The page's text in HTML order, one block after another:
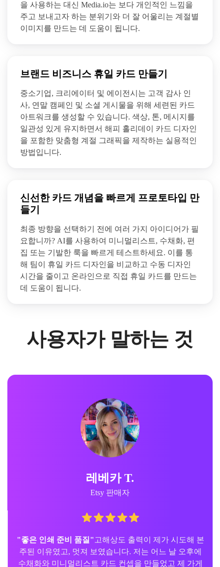
을 사용하는 대신 Media.io는 보다 개인적인 느낌을
주고 보내고자 하는 분위기와 더 잘 어울리는 계절별
이미지를 만드는 데 도움이 됩니다.
브랜드 비즈니스 휴일 카드 만들기
중소기업, 크리에이터 및 에이전시는 고객 감사 인
사, 연말 캠페인 및 소셜 게시물을 위해 세련된 카드
아트워크를 생성할 수 있습니다. 색상, 톤, 메시지를
일관성 있게 유지하면서 해피 홀리데이 카드 디자인
을 포함한 맞춤형 계절 그래픽을 제작하는 실용적인
방법입니다.
신선한 카드 개념을 빠르게 프로토타입 만
들기
최종 방향을 선택하기 전에 여러 가지 아이디어가 필
요합니까? AI를 사용하여 미니멀리스트, 수채화, 편
집 또는 기발한 룩을 빠르게 테스트하세요. 이를 통
해 팀이 휴일 카드 디자인을 비교하고 수동 디자인
시간을 줄이고 온라인으로 직접 휴일 카드를 만드는
데 도움이 됩니다.
사용자가 말하는 것
레베카 T.
Etsy 판매자
"좋은 인쇄 준비 품질" 고해상도 출력이 제가 시도해 본
주된 이유였고, 멋져 보였습니다. 저는 어느 날 오후에
수채화와 미니멀리스트 카드 컨셉을 만들었고 제 가게